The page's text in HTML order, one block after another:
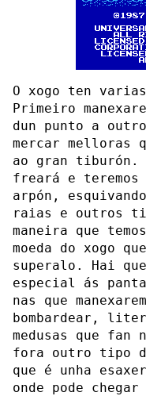
O xogo ten
Primeiro
dun punto a
mercar melloras
ao gran tiburón.
freará e teremos
arpón,
raias e outros
maneira que
moeda do xogo
superalo. Hai
especial ás
nas que
bombardear,
medusas que fan
fora outro tipo
que é unha
onde pode chegar